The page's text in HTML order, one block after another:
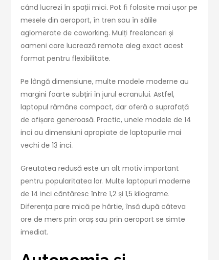
când lucrezi în spații mici. Pot fi folosite mai ușor pe
mesele din aeroport, în tren sau în sălile
aglomerate de coworking. Mulți freelanceri și
oameni care lucrează remote aleg exact acest
format pentru flexibilitate.
Pe lângă dimensiune, multe modele moderne au
margini foarte subțiri în jurul ecranului. Astfel,
laptopul rămâne compact, dar oferă o suprafață
de afișare generoasă. Practic, unele modele de 14
inci au dimensiuni apropiate de laptopurile mai
vechi de 13 inci.
Greutatea redusă este un alt motiv important
pentru popularitatea lor. Multe laptopuri moderne
de 14 inci cântăresc între 1,2 și 1,5 kilograme.
Diferența pare mică pe hârtie, însă după câteva
ore de mers prin oraș sau prin aeroport se simte
imediat.